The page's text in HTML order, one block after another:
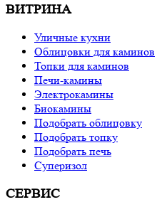
ВИТРИНА
Уличные кухни
Облицовки для каминов
Топки для каминов
Печи-камины
Электрокамины
Биокамины
Подобрать облицовку
Подобрать топку
Подобрать печь
Суперизол
СЕРВИС